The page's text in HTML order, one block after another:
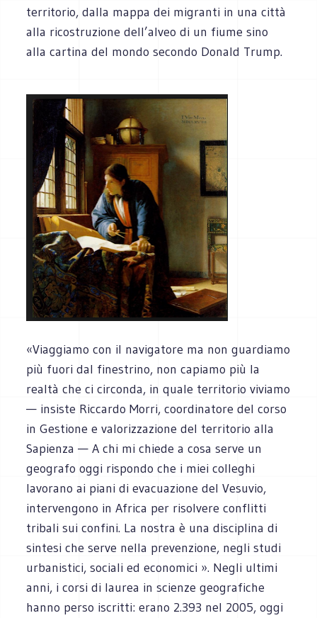
territorio, dalla mappa dei migranti in una città
alla ricostruzione dell’alveo di un fiume sino
alla cartina del mondo secondo Donald Trump.
«Viaggiamo con il navigatore ma non guardiamo
più fuori dal finestrino, non capiamo più la
realtà che ci circonda, in quale territorio viviamo
— insiste Riccardo Morri, coordinatore del corso
in Gestione e valorizzazione del territorio alla
Sapienza — A chi mi chiede a cosa serve un
geografo oggi rispondo che i miei colleghi
lavorano ai piani di evacuazione del Vesuvio,
intervengono in Africa per risolvere conflitti
tribali sui confini. La nostra è una disciplina di
sintesi che serve nella prevenzione, negli studi
urbanistici, sociali ed economici ». Negli ultimi
anni, i corsi di laurea in scienze geografiche
hanno perso iscritti: erano 2.393 nel 2005, oggi